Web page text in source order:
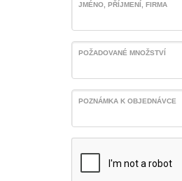
JMÉNO, PŘÍJMENÍ, FIRMA
POŽADOVANÉ MNOŽSTVÍ
POZNÁMKA K OBJEDNÁVCE